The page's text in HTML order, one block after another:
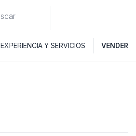
EXPERIENCIA Y SERVICIOS VENDER